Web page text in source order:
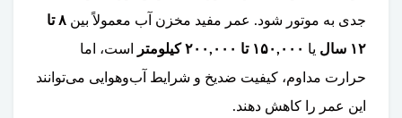
جدی به موتور شود. عمر مفید مخزن آب معمولاً بین
۸ تا
۱۲ سال
یا ۱۵۰,۰۰۰ تا ۲۰۰,۰۰۰ کیلومتر
است، اما
حرارت مداوم، کیفیت ضدیخ و شرایط آب‌وهوایی می‌توانند
این عمر را کاهش دهند.